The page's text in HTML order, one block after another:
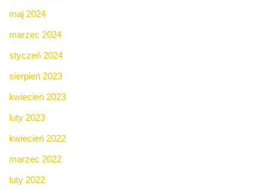
maj 2024
marzec 2024
styczeń 2024
sierpień 2023
kwiecień 2023
luty 2023
kwiecień 2022
marzec 2022
luty 2022